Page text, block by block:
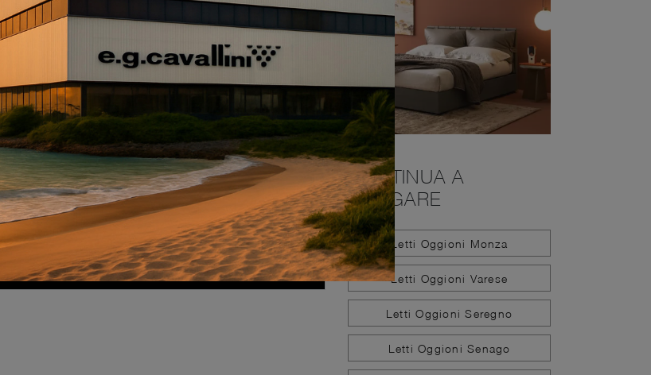
INVIA
CONTINUA A
NAVIGARE
Letti Oggioni Monza
Letti Oggioni Varese
Letti Oggioni Seregno
Letti Oggioni Senago